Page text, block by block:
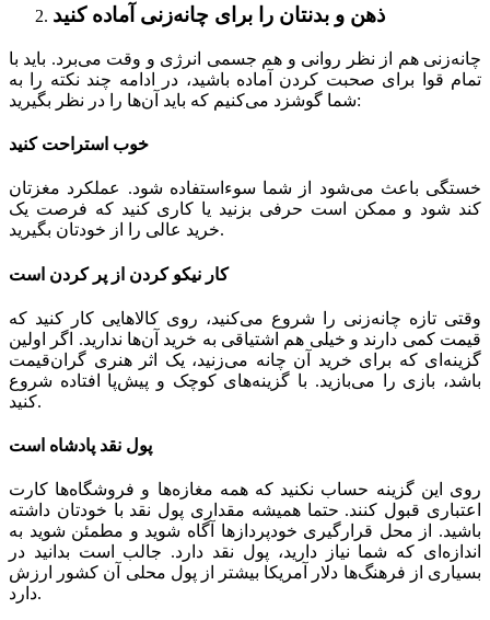
ذهن و بدنتان را برای چانه‌زنی آماده کنید
چانه‌زنی هم از نظر روانی و هم جسمی انرژی و وقت می‌برد. باید با
تمام قوا برای صحبت کردن آماده باشید، در ادامه چند نکته را به
شما گوشزد می‌کنیم که باید آن‌ها را در نظر بگیرید:
خوب استراحت کنید
خستگی باعث می‌شود از شما سوءاستفاده شود. عملکرد مغزتان
کند شود و ممکن است حرفی بزنید یا کاری کنید که فرصت یک
خرید عالی را از خودتان بگیرید.
کار نیکو کردن از پر کردن است
وقتی تازه چانه‌زنی را شروع می‌کنید، روی کالاهایی کار کنید که
قیمت کمی دارند و خیلی هم اشتیاقی به خرید آن‌ها ندارید. اگر اولین
گزینه‌ای که برای خرید آن چانه می‌زنید، یک اثر هنری گران‌قیمت
باشد، بازی را می‌بازید. با گزینه‌های کوچک و پیش‌پا افتاده شروع
کنید.
پول نقد پادشاه است
روی این گزینه حساب نکنید که همه مغازه‌ها و فروشگاه‌ها کارت
اعتباری قبول کنند. حتما همیشه مقداری پول نقد با خودتان داشته
باشید. از محل قرارگیری خودپردازها آگاه شوید و مطمئن شوید به
اندازه‌ای که شما نیاز دارید، پول نقد دارد. جالب است بدانید در
بسیاری از فرهنگ‌ها دلار آمریکا بیشتر از پول محلی آن کشور ارزش
دارد.